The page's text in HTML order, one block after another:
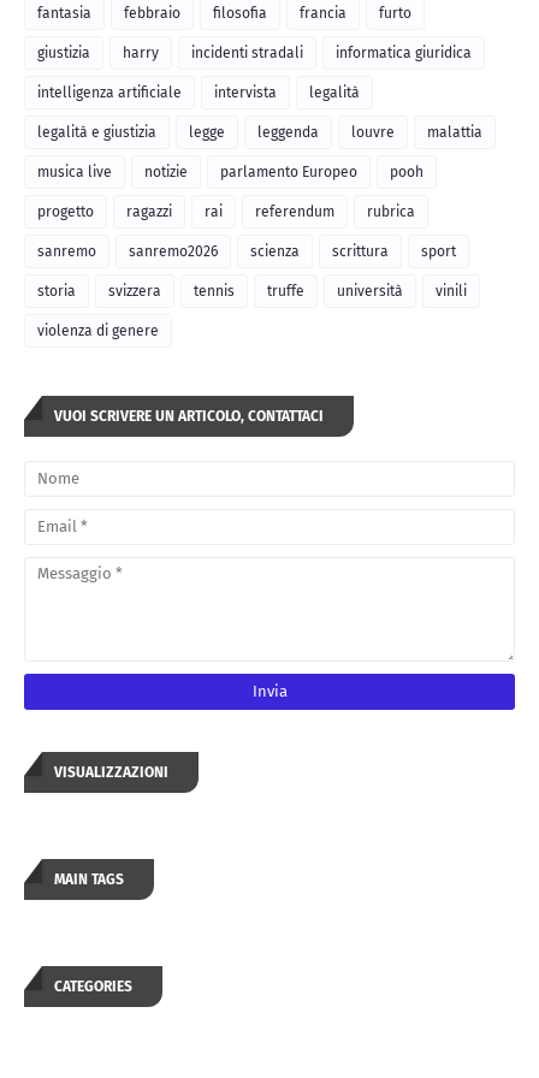
fantasia febbraio filosofia francia furto
giustizia harry incidenti stradali informatica giuridica
intelligenza artificiale intervista legalità
legalità e giustizia legge leggenda louvre malattia
musica live notizie parlamento Europeo pooh
progetto ragazzi rai referendum rubrica
sanremo sanremo2026 scienza scrittura sport
storia svizzera tennis truffe università vinili
violenza di genere
VUOI SCRIVERE UN ARTICOLO, CONTATTACI
VISUALIZZAZIONI
MAIN TAGS
CATEGORIES